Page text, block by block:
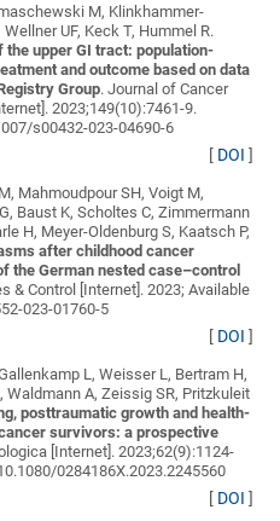
M, Klinkhammer-
UF, Keck T, Hummel R.
upper GI tract: population-
and outcome based on data
Group. Journal of Cancer
2023;149(10):7461-9.
s00432-023-04690-6
[ DOI ]
Mahmoudpour SH, Voigt M,
Baust K, Scholtes C, Zimmermann
H, Meyer-Oldenburg S, Kaatsch P,
after childhood cancer
the German nested case–control
& Control [Internet]. 2023; Available
023-01760-5
[ DOI ]
L, Weisser L, Bertram H,
Waldmann A, Zeissig SR, Pritzkuleit
posttraumatic growth and health-
survivors: a prospective
[Internet]. 2023;62(9):1124-
0284186X.2023.2245560
[ DOI ]